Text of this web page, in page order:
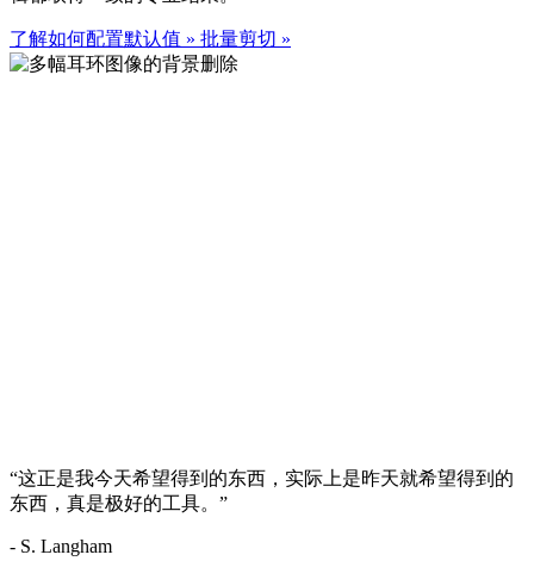
了解如何配置默认值 » 批量剪切 »
“这正是我今天希望得到的东西，实际上是昨天就希望得到的
东西，真是极好的工具。”
- S. Langham